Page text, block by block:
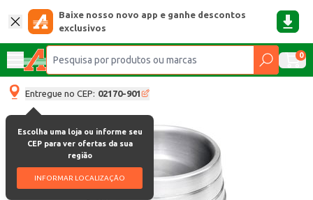
Baixe nosso novo app e ganhe descontos
exclusivos
0
Entregue no CEP: 02170-901
Escolha uma loja ou informe seu
CEP para ver ofertas da sua
região
INFORMAR LOCALIZAÇÃO